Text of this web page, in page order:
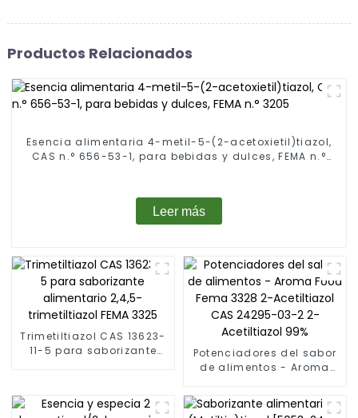
Productos Relacionados
Esencia alimentaria 4-metil-5-(2-acetoxietil)tiazol,
CAS n.° 656-53-1, para bebidas y dulces, FEMA n.°
Leer más
Trimetiltiazol CAS 13623-
11-5 para saborizante
Potenciadores del sabor
de alimentos - Aroma
Acetiltiazol CAS 24295-
03-2 2-Acetiltiazol 99%